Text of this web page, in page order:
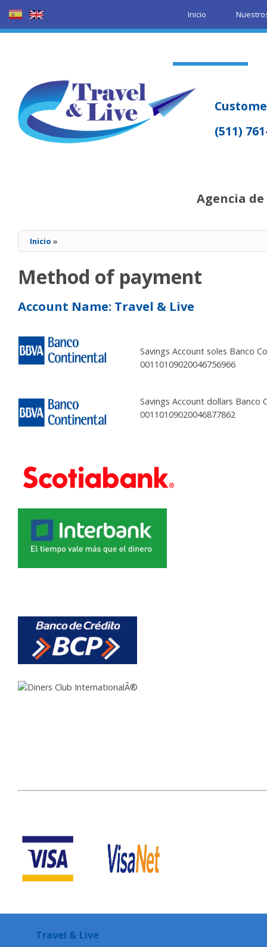
Inicio
(511)
Agencia
Inicio »
Method of payment
Account Name: Travel & Live
Savings Account soles Banco
00110109020046756966
Savings Account dollars Banco
00110109020046877862
Travel & Live